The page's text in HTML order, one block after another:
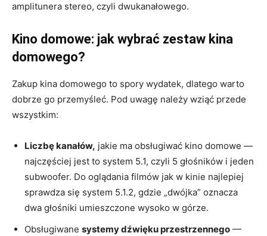
amplitunera stereo, czyli dwukanałowego.
Kino domowe: jak wybrać zestaw kina
domowego?
Zakup kina domowego to spory wydatek, dlatego warto
dobrze go przemyśleć. Pod uwagę należy wziąć przede
wszystkim:
Liczbę kanałów, jakie ma obsługiwać kino domowe —
najczęściej jest to system 5.1, czyli 5 głośników i jeden
subwoofer. Do oglądania filmów jak w kinie najlepiej
sprawdza się system 5.1.2, gdzie „dwójka” oznacza
dwa głośniki umieszczone wysoko w górze.
Obsługiwane systemy dźwięku przestrzennego —